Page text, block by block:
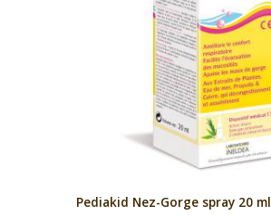
Pediakid Nez-Gorge spray 20 ml